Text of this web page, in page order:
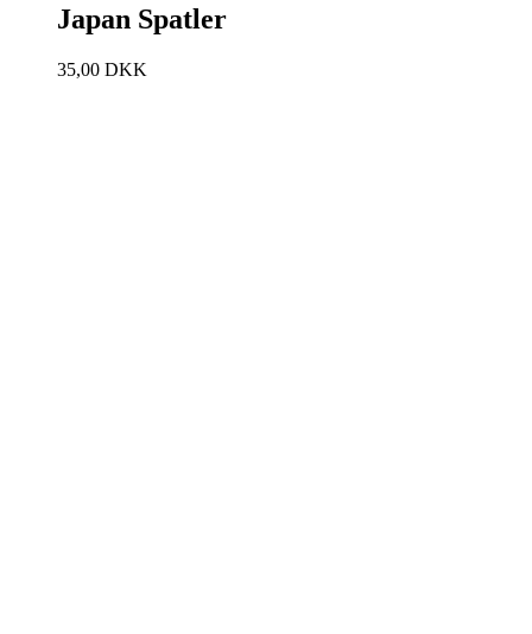
Japan Spatler
35,00 DKK